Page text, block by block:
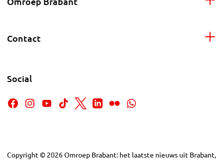
Contact
Social
Copyright © 2026Omroep Brabant: het laatste nieuws uit Brabant,